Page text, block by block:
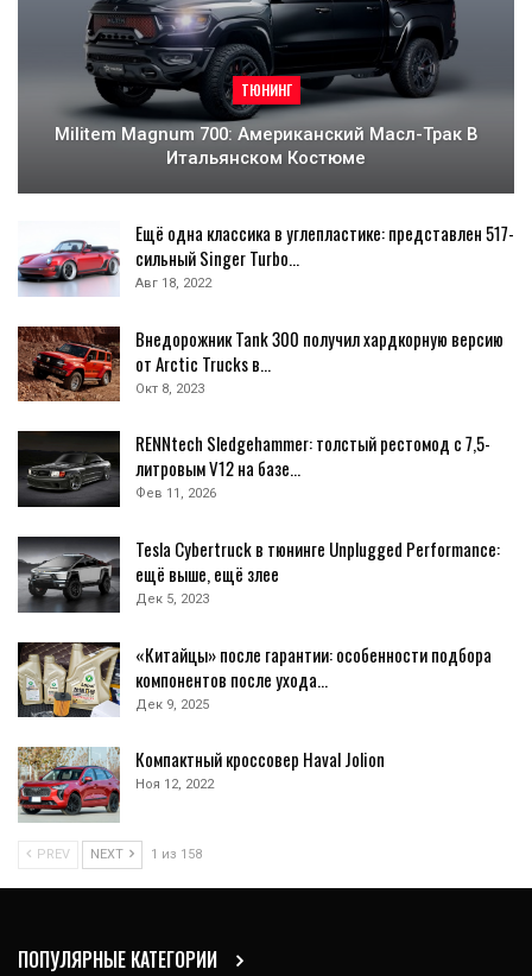
ТЮНИНГ
Militem Magnum 700: Американский Масл-Трак В
Итальянском Костюме
Ещё одна классика в углепластике: представлен 517-
сильный Singer Turbo…
Авг 18, 2022
Внедорожник Tank 300 получил хардкорную версию
от Arctic Trucks в…
Окт 8, 2023
RENNtech Sledgehammer: толстый рестомод с 7,5-
литровым V12 на базе…
Фев 11, 2026
Tesla Cybertruck в тюнинге Unplugged Performance:
ещё выше, ещё злее
Дек 5, 2023
«Китайцы» после гарантии: особенности подбора
компонентов после ухода…
Дек 9, 2025
Компактный кроссовер Haval Jolion
Ноя 12, 2022
PREV NEXT 1 из 158
ПОПУЛЯРНЫЕ КАТЕГОРИИ